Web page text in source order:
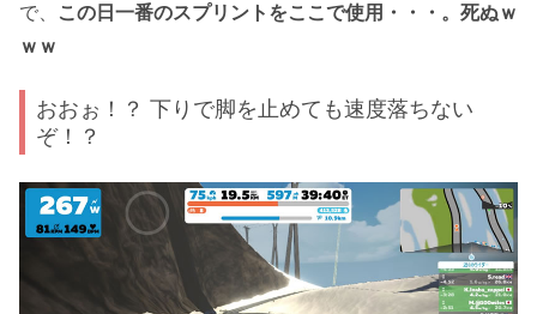
で、
この日一番のスプリントをここで使用・・・。死ぬｗ
ｗｗ
おおぉ！？ 下りで脚を止めても速度落ちない
ぞ！？